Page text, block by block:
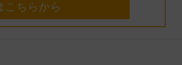
こちらから